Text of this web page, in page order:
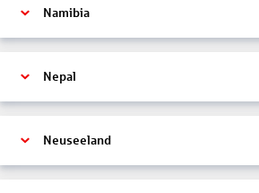
Namibia
Nepal
Neuseeland